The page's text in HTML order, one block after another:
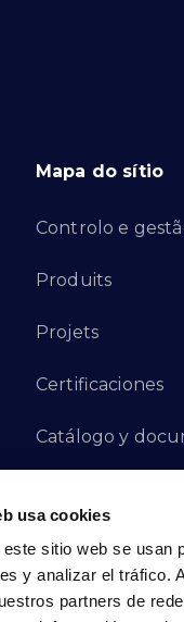
usa cookies
sitio web se usan
y analizar el tráfico.
partners de
Mapa do sítio
Controlo e
Produits
Projets
Certificaciones
Catálogo y
Canal de
Contact